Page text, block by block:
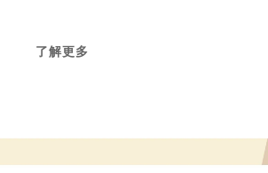
了解更多